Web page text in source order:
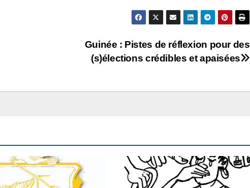
Guinée : Pistes de réflexion pour des
(s)élections crédibles et apaisées